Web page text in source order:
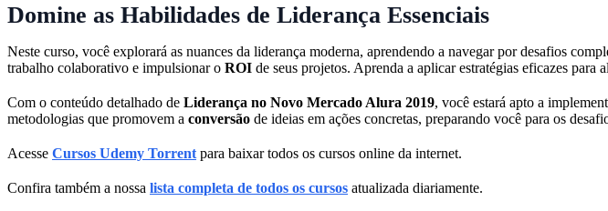
Domine as Habilidades de Liderança Essenciais
Neste curso, você explorará as nuances da liderança moderna, aprendendo a navegar por desafios
trabalho colaborativo e impulsionar o ROI de seus projetos. Aprenda a aplicar estratégias eficazes para
Com o conteúdo detalhado de Liderança no Novo Mercado Alura 2019, você estará apto a
metodologias que promovem a conversão de ideias em ações concretas, preparando você para os
Acesse Cursos Udemy Torrent para baixar todos os cursos online da internet.
Confira também a nossa lista completa de todos os cursos atualizada diariamente.